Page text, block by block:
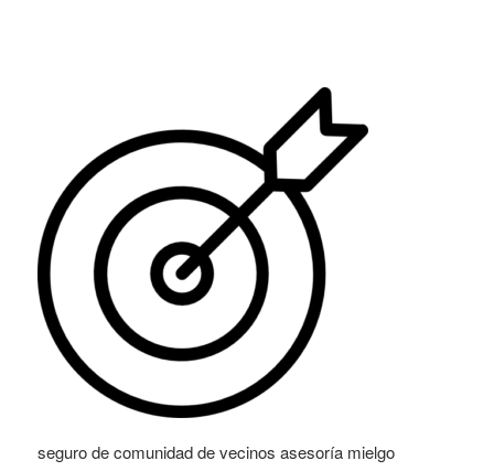
seguro de comunidad de vecinos asesoría mielgo